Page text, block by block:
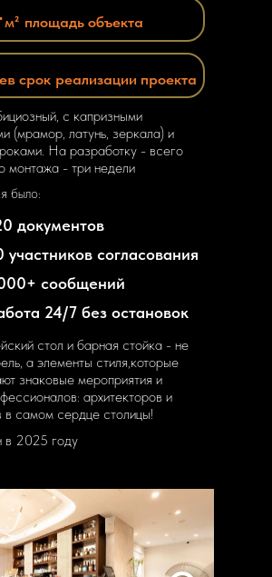
площадь объекта
м²
в 2025 году
стол и барная стойка - не
а элементы стиля,которые
знаковые мероприятия и
архитекторов и
в самом сердце столицы!
с капризными
(мрамор, латунь, зеркала) и
На разработку - всего
монтажа - три недели
реализации проекта
срок
было:
24/7 без остановок
сообщений
участников согласования
документов